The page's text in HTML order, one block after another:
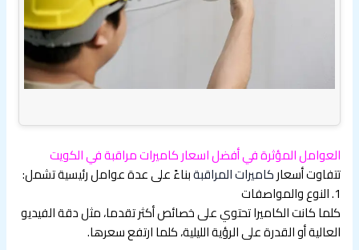
العوامل المؤثرة في أفضل اسعار كاميرات مراقبة في الكويت
تتفاوت أسعاركاميرات المراقبةبناءً على عدة عوامل رئيسية تشمل:
1. النوع والمواصفات
كلما كانت الكاميرا تحتوي على خصائص أكثر تقدما، مثل دقة الفيديو
العالية أو القدرة على الرؤية الليلية، كلما ارتفع سعرها.